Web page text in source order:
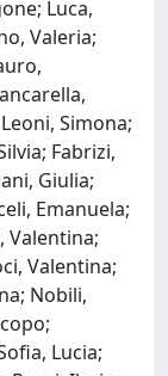
Luca,
Valeria;
Simona;
Fabrizi,
Giulia;
Emanuela;
Valentina;
Valentina;
Nobili,
Lucia;